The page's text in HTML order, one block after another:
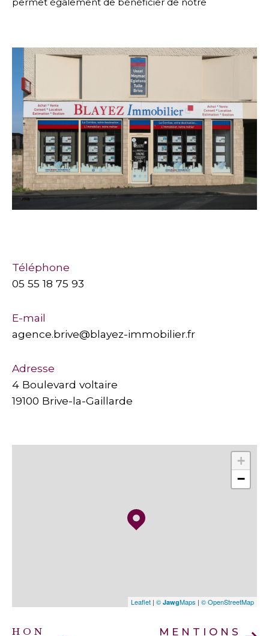
bilingue anglais, experte du marché immobilier
corrézien de longue date, vous accompagne
durant toute la durée de vie de votre projet.
Téléphone
05 55 18 75 93
E-mail
agence.brive@blayez-immobilier.fr
Adresse
4 Boulevard voltaire
19100 Brive-la-Gaillarde
+
−
Leaflet | © JawgMaps | © OpenStreetMap
HON
MENTIONS